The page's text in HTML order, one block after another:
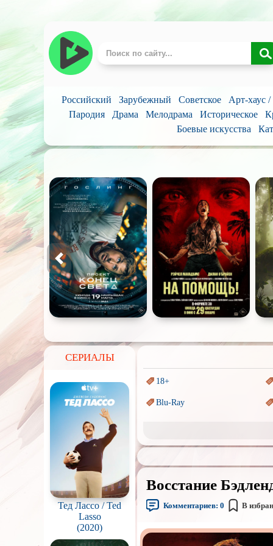
Российский Зарубежный Советское Арт-хаус
Пародия
Драма Мелодрама Историческое
Боевые искусства
СЕРИАЛЫ
Тед Лассо / Ted
Lasso
(2020)
18+
Blu-Ray
Аниме
Индийское кино
Маги и Волшебники
Параллельные миры
Пеплум
Восстание
Комментариев: 0 В